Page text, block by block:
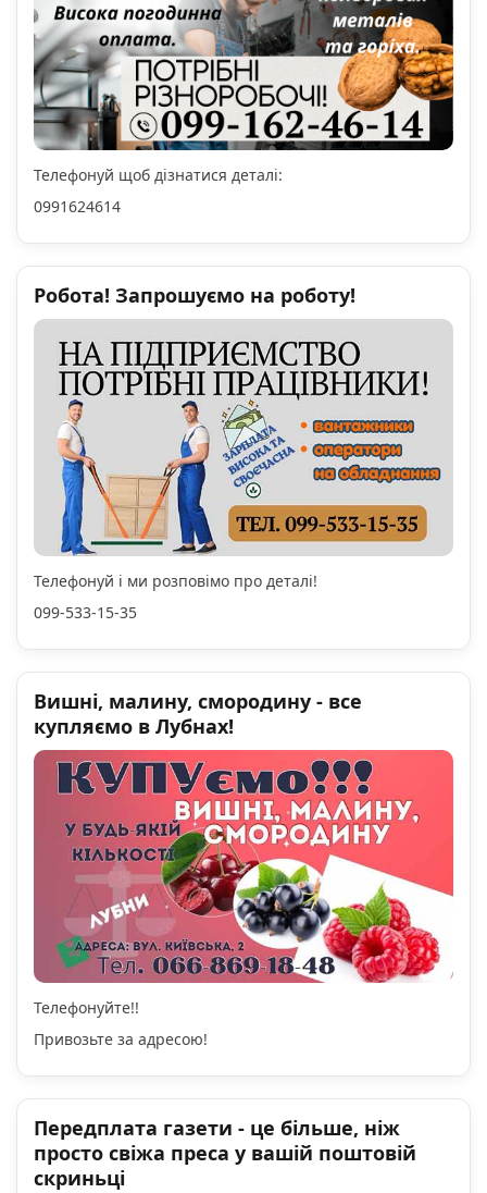
Телефонуй щоб дізнатися деталі:
0991624614
Робота! Запрошуємо на роботу!
Телефонуй і ми розповімо про деталі!
099-533-15-35
Вишні, малину, смородину - все
купляємо в Лубнах!
Телефонуйте!!
Привозьте за адресою!
Передплата газети - це більше, ніж
просто свіжа преса у вашій поштовій
скриньці